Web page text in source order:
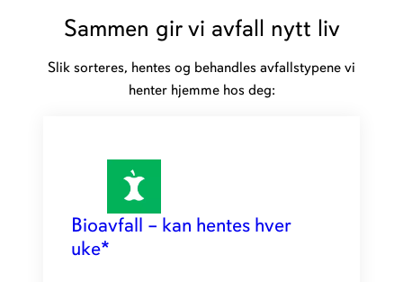
Sammen gir vi avfall nytt liv
Slik sorteres, hentes og behandles avfallstypene vi
henter hjemme hos deg:
Bioavfall – kan hentes hver
uke*